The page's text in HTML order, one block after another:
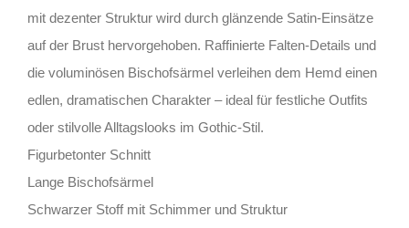
mit dezenter Struktur wird durch glänzende Satin-Einsätze
auf der Brust hervorgehoben. Raffinierte Falten-Details und
die voluminösen Bischofsärmel verleihen dem Hemd einen
edlen, dramatischen Charakter – ideal für festliche Outfits
oder stilvolle Alltagslooks im Gothic-Stil.
Figurbetonter Schnitt
Lange Bischofsärmel
Schwarzer Stoff mit Schimmer und Struktur